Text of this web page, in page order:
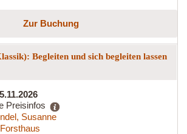
Zur Buchung
Begleiten und sich begleiten lassen
Preisinfos
Susanne